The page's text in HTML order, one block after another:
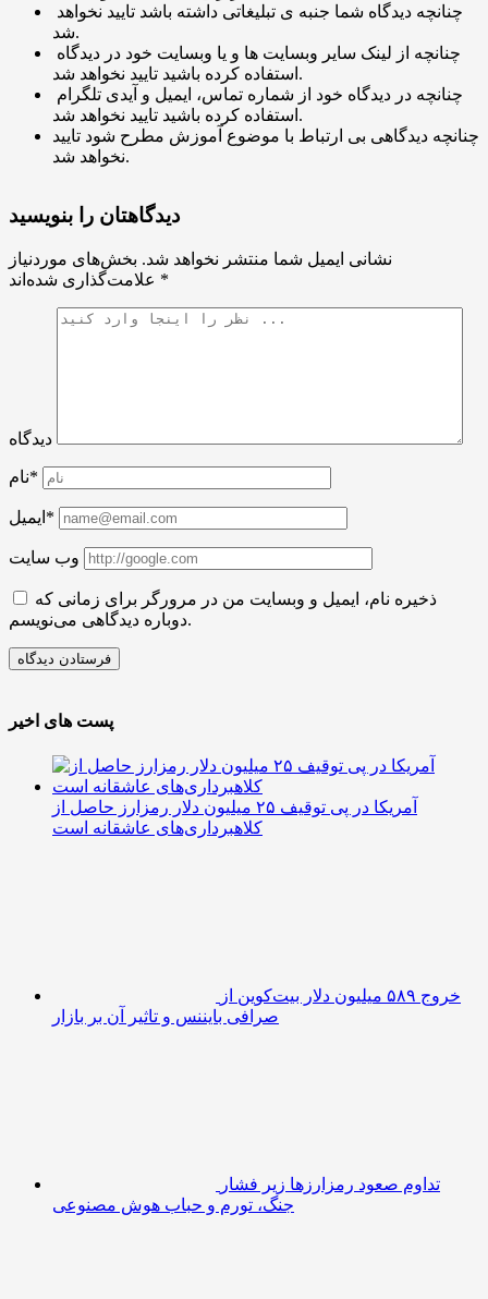
شد.
استفاده کرده باشید تایید نخواهد شد.
استفاده کرده باشید تایید نخواهد شد.
چنانچه دیدگاهی بی ارتباط با موضوع آموزش مطرح شود تایید
نخواهد شد.
دیدگاهتان را بنویسید
نشانی ایمیل شما منتشر نخواهد شد. بخش‌های موردنیاز
*
دیدگاه
نام*
ایمیل*
وب سایت
ذخیره نام، ایمیل و وبسایت من در مرورگر برای زمانی که
دوباره دیدگاهی می‌نویسم.
پست های اخیر
آمریکا در پی توقیف ۲۵ میلیون دلار رمزارز حاصل از
کلاهبرداری‌های عاشقانه است
خروج ۵۸۹ میلیون دلار بیت‌کوین از
صرافی بایننس و تاثیر آن بر بازار
تداوم صعود رمزارزها زیر فشار
جنگ، تورم و حباب هوش مصنوعی